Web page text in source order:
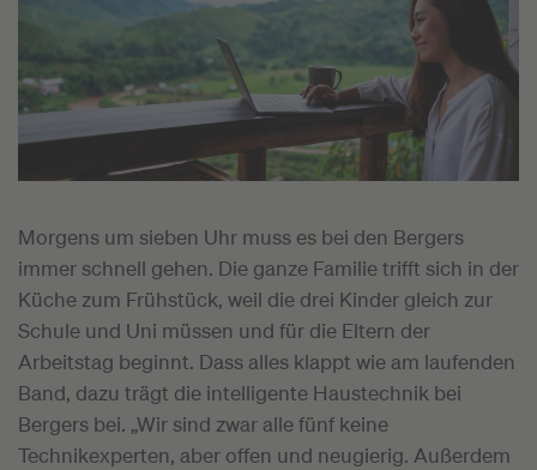
Morgens um sieben Uhr muss es bei den Bergers
immer schnell gehen. Die ganze Familie trifft sich in der
Küche zum Frühstück, weil die drei Kinder gleich zur
Schule und Uni müssen und für die Eltern der
Arbeitstag beginnt. Dass alles klappt wie am laufenden
Band, dazu trägt die intelligente Haustechnik bei
Bergers bei. „Wir sind zwar alle fünf keine
Technikexperten, aber offen und neugierig. Außerdem